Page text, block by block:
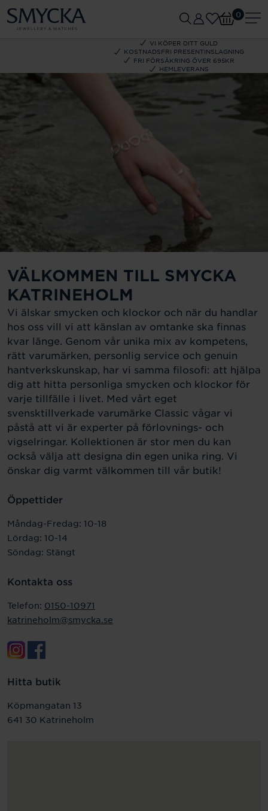
VI KÖPER DITT GULD
KOSTNADSFRI PRESENTINSLAGNING
FRI FÖRSÄKRING ÖVER 695KR
HEMLEVERANS
0
VÄLKOMMEN TILL SMYCKA
KATRINEHOLM
Vi älskar smycken och klockor och när du handlar
hos oss vill vi att känslan av omtanke ska finnas
kvar länge. Genom vår unika mix av kompetens,
rätt varumärken, personlig service och genuin
hantverkskunskap, har vi samma filosofi: att hjälpa
dig att hitta personliga smycken och klockor för
varje tillfälle i livet. Med vårt eget
svensktillverkade varumärke Classic vågar vi
påstå att vi är experter på förlovnings- och
vigselringar. Kollektionen är stor men du kan
också välja att designa din egen unika ring. Vi
önskar dig varmt välkommen till vår butik!
Öppettider
Måndag-Fredag: 10-18
Lördag: 10-14
Söndag: Stängt
Kontakta oss
Telefon: 0150-10971
katrineholm@smycka.se
Hitta butik
Köpmangatan 13
641 30 Katrineholm